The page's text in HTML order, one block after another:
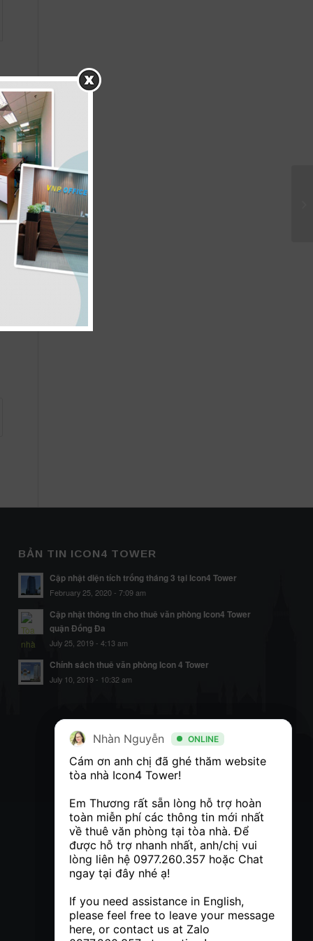
BẢN TIN ICON4 TOWER
Cập nhật diện tích trống tháng 3 tại Icon4 Tower
February 25, 2020 - 7:09 am
Cập nhật thông tin cho thuê văn phòng Icon4 Tower
quận Đống Đa
July 25, 2019 - 4:13 am
Chính sách thuê văn phòng Icon 4 Tower
July 10, 2019 - 10:32 am
Nhàn Nguyễn ONLINE
Cám ơn anh chị đã ghé thăm website
tòa nhà Icon4 Tower!
Em Thương rất sẵn lòng hỗ trợ hoàn
toàn miễn phí các thông tin mới nhất
về thuê văn phòng tại tòa nhà. Để
được hỗ trợ nhanh nhất, anh/chị vui
lòng liên hệ 0977.260.357 hoặc Chat
ngay tại đây nhé ạ!
If you need assistance in English,
please feel free to leave your message
Nhàn Nguyễn ONLINE
Cám ơn anh chị đã ghé thăm website
tòa nhà Icon4 Tower!
Em Thương rất sẵn lòng hỗ trợ hoàn
toàn miễn phí các thông tin mới nhất
về thuê văn phòng tại tòa nhà. Để
được hỗ trợ nhanh nhất, anh/chị vui
lòng liên hệ 0977.260.357 hoặc Chat
ngay tại đây nhé ạ!
If you need assistance in English,
please feel free to leave your message